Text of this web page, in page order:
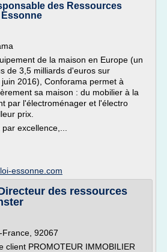
des Ressources
Essonne
de la maison en Europe (un
de 3,5 milliards d'euros sur
2016), Conforama permet à
sa maison : du mobilier à la
par l'électroménager et l'électro
prix.
excellence,...
essonne.com
des ressources
France, 92067
client PROMOTEUR IMMOBILIER